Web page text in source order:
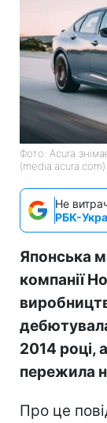
Фото: Acura
(media.acura.com)
Не
РБК-
Японська
компанії
2014 році,
пережила
Про це